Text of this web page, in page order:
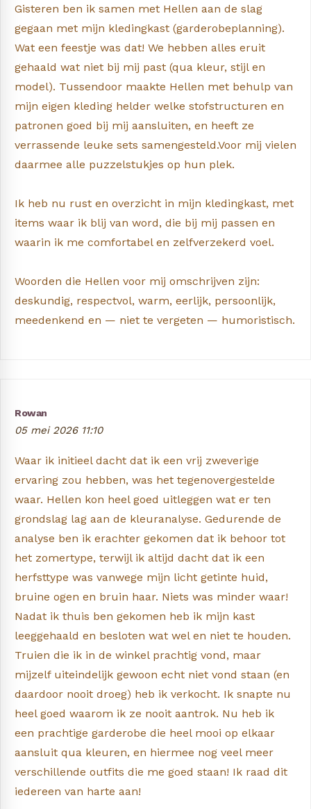
Gisteren ben ik samen met Hellen aan de slag
gegaan met mijn kledingkast (garderobeplanning).
Wat een feestje was dat! We hebben alles eruit
gehaald wat niet bij mij past (qua kleur, stijl en
model). Tussendoor maakte Hellen met behulp van
mijn eigen kleding helder welke stofstructuren en
patronen goed bij mij aansluiten, en heeft ze
verrassende leuke sets samengesteld.Voor mij vielen
daarmee alle puzzelstukjes op hun plek.
Ik heb nu rust en overzicht in mijn kledingkast, met
items waar ik blij van word, die bij mij passen en
waarin ik me comfortabel en zelfverzekerd voel.
Woorden die Hellen voor mij omschrijven zijn:
deskundig, respectvol, warm, eerlijk, persoonlijk,
meedenkend en — niet te vergeten — humoristisch.
Rowan
05 mei 2026 11:10
Waar ik initieel dacht dat ik een vrij zweverige
ervaring zou hebben, was het tegenovergestelde
waar. Hellen kon heel goed uitleggen wat er ten
grondslag lag aan de kleuranalyse. Gedurende de
analyse ben ik erachter gekomen dat ik behoor tot
het zomertype, terwijl ik altijd dacht dat ik een
herfsttype was vanwege mijn licht getinte huid,
bruine ogen en bruin haar. Niets was minder waar!
Nadat ik thuis ben gekomen heb ik mijn kast
leeggehaald en besloten wat wel en niet te houden.
Truien die ik in de winkel prachtig vond, maar
mijzelf uiteindelijk gewoon echt niet vond staan (en
daardoor nooit droeg) heb ik verkocht. Ik snapte nu
heel goed waarom ik ze nooit aantrok. Nu heb ik
een prachtige garderobe die heel mooi op elkaar
aansluit qua kleuren, en hiermee nog veel meer
verschillende outfits die me goed staan! Ik raad dit
iedereen van harte aan!